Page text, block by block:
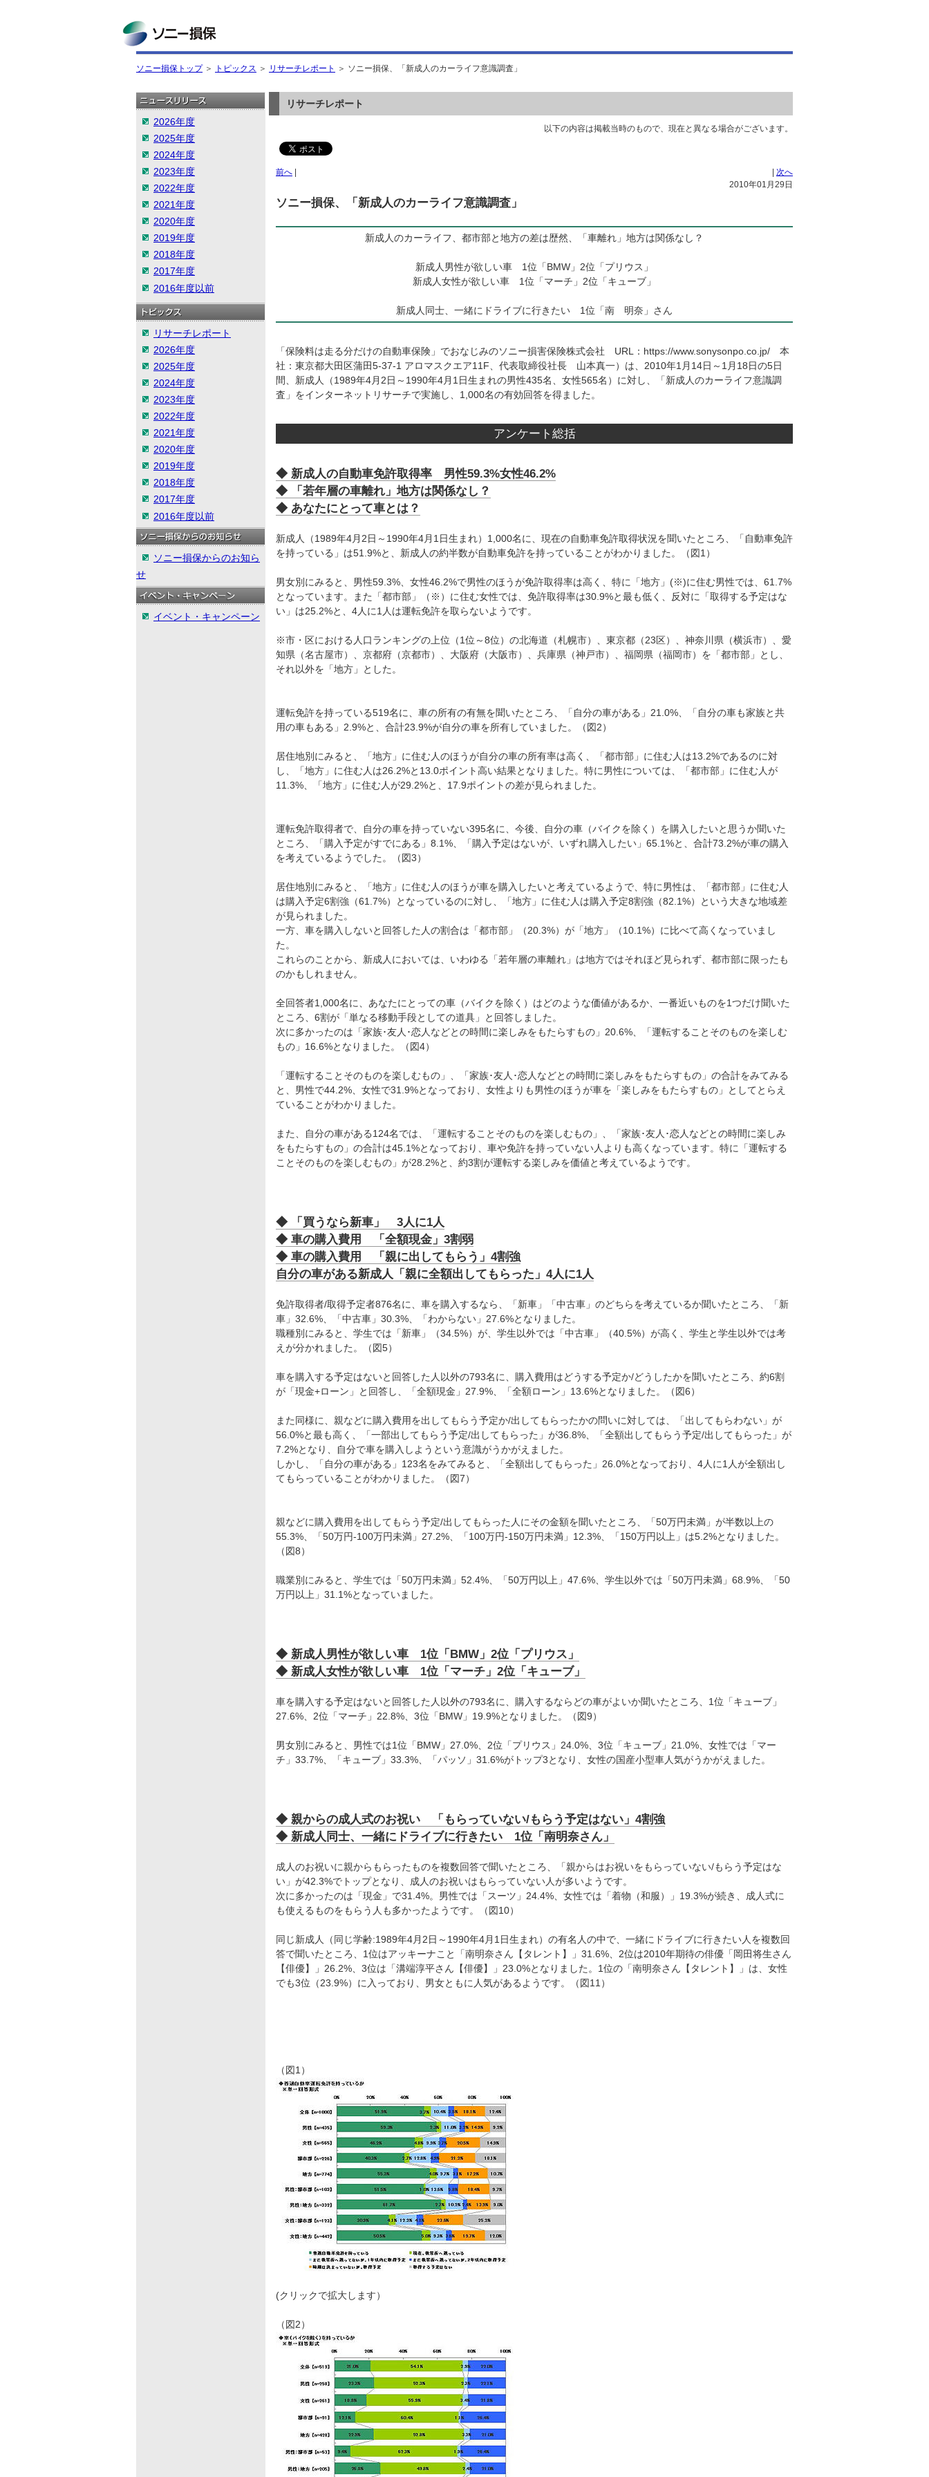
ソニー損保トップ＞ トピックス ＞ リサーチレポート ＞ ソニー損保、「新成人のカーライフ意識調査」
2026年度
2025年度
2024年度
2023年度
2022年度
2021年度
2020年度
2019年度
2018年度
2017年度
2016年度以前
リサーチレポート
2026年度
2025年度
2024年度
2023年度
2022年度
2021年度
2020年度
2019年度
2018年度
2017年度
2016年度以前
ソニー損保からのお知ら
せ
イベント・キャンペーン
リサーチレポート
以下の内容は掲載当時のもので、現在と異なる場合がございます。
前へ
次へ
2010年01月29日
ソニー損保、「新成人のカーライフ意識調査」
新成人のカーライフ、都市部と地方の差は歴然、「車離れ」地方は関係なし？
新成人男性が欲しい車 1位「BMW」2位「プリウス」
新成人女性が欲しい車 1位「マーチ」2位「キューブ」
新成人同士、一緒にドライブに行きたい 1位「南 明奈」さん
「保険料は走る分だけの自動車保険」でおなじみのソニー損害保険株式会社 URL：https://www.sonysonpo.co.jp/ 本
社：東京都大田区蒲田5-37-1 アロマスクエア11F、代表取締役社長 山本真一）は、2010年1月14日～1月18日の5日
間、新成人（1989年4月2日～1990年4月1日生まれの男性435名、女性565名）に対し、「新成人のカーライフ意識調
査」をインターネットリサーチで実施し、1,000名の有効回答を得ました。
アンケート総括
◆ 新成人の自動車免許取得率 男性59.3%女性46.2%
◆ 「若年層の車離れ」地方は関係なし？
◆ あなたにとって車とは？
新成人（1989年4月2日～1990年4月1日生まれ）1,000名に、現在の自動車免許取得状況を聞いたところ、「自動車免許
を持っている」は51.9%と、新成人の約半数が自動車免許を持っていることがわかりました。（図1）
男女別にみると、男性59.3%、女性46.2%で男性のほうが免許取得率は高く、特に「地方」(※)に住む男性では、61.7%
となっています。また「都市部」（※）に住む女性では、免許取得率は30.9%と最も低く、反対に「取得する予定はな
い」は25.2%と、4人に1人は運転免許を取らないようです。
※市・区における人口ランキングの上位（1位～8位）の北海道（札幌市）、東京都（23区）、神奈川県（横浜市）、愛
知県（名古屋市）、京都府（京都市）、大阪府（大阪市）、兵庫県（神戸市）、福岡県（福岡市）を「都市部」とし、
それ以外を「地方」とした。
運転免許を持っている519名に、車の所有の有無を聞いたところ、「自分の車がある」21.0%、「自分の車も家族と共
用の車もある」2.9%と、合計23.9%が自分の車を所有していました。（図2）
居住地別にみると、「地方」に住む人のほうが自分の車の所有率は高く、「都市部」に住む人は13.2%であるのに対
し、「地方」に住む人は26.2%と13.0ポイント高い結果となりました。特に男性については、「都市部」に住む人が
11.3%、「地方」に住む人が29.2%と、17.9ポイントの差が見られました。
運転免許取得者で、自分の車を持っていない395名に、今後、自分の車（バイクを除く）を購入したいと思うか聞いた
ところ、「購入予定がすでにある」8.1%、「購入予定はないが、いずれ購入したい」65.1%と、合計73.2%が車の購入
を考えているようでした。（図3）
居住地別にみると、「地方」に住む人のほうが車を購入したいと考えているようで、特に男性は、「都市部」に住む人
は購入予定6割強（61.7%）となっているのに対し、「地方」に住む人は購入予定8割強（82.1%）という大きな地域差
が見られました。
一方、車を購入しないと回答した人の割合は「都市部」（20.3%）が「地方」（10.1%）に比べて高くなっていまし
た。
これらのことから、新成人においては、いわゆる「若年層の車離れ」は地方ではそれほど見られず、都市部に限ったも
のかもしれません。
全回答者1,000名に、あなたにとっての車（バイクを除く）はどのような価値があるか、一番近いものを1つだけ聞いた
ところ、6割が「単なる移動手段としての道具」と回答しました。
次に多かったのは「家族･友人･恋人などとの時間に楽しみをもたらすもの」20.6%、「運転することそのものを楽しむ
もの」16.6%となりました。（図4）
「運転することそのものを楽しむもの」、「家族･友人･恋人などとの時間に楽しみをもたらすもの」の合計をみてみる
と、男性で44.2%、女性で31.9%となっており、女性よりも男性のほうが車を「楽しみをもたらすもの」としてとらえ
ていることがわかりました。
また、自分の車がある124名では、「運転することそのものを楽しむもの」、「家族･友人･恋人などとの時間に楽しみ
をもたらすもの」の合計は45.1%となっており、車や免許を持っていない人よりも高くなっています。特に「運転する
ことそのものを楽しむもの」が28.2%と、約3割が運転する楽しみを価値と考えているようです。
◆ 「買うなら新車」 3人に1人
◆ 車の購入費用 「全額現金」3割弱
◆ 車の購入費用 「親に出してもらう」4割強
自分の車がある新成人「親に全額出してもらった」4人に1人
免許取得者/取得予定者876名に、車を購入するなら、「新車」「中古車」のどちらを考えているか聞いたところ、「新
車」32.6%、「中古車」30.3%、「わからない」27.6%となりました。
職種別にみると、学生では「新車」（34.5%）が、学生以外では「中古車」（40.5%）が高く、学生と学生以外では考
えが分かれました。（図5）
車を購入する予定はないと回答した人以外の793名に、購入費用はどうする予定か/どうしたかを聞いたところ、約6割
が「現金+ローン」と回答し、「全額現金」27.9%、「全額ローン」13.6%となりました。（図6）
また同様に、親などに購入費用を出してもらう予定か/出してもらったかの問いに対しては、「出してもらわない」が
56.0%と最も高く、「一部出してもらう予定/出してもらった」が36.8%、「全額出してもらう予定/出してもらった」が
7.2%となり、自分で車を購入しようという意識がうかがえました。
しかし、「自分の車がある」123名をみてみると、「全額出してもらった」26.0%となっており、4人に1人が全額出し
てもらっていることがわかりました。（図7）
親などに購入費用を出してもらう予定/出してもらった人にその金額を聞いたところ、「50万円未満」が半数以上の
55.3%、「50万円-100万円未満」27.2%、「100万円-150万円未満」12.3%、「150万円以上」は5.2%となりました。
（図8）
職業別にみると、学生では「50万円未満」52.4%、「50万円以上」47.6%、学生以外では「50万円未満」68.9%、「50
万円以上」31.1%となっていました。
◆ 新成人男性が欲しい車 1位「BMW」2位「プリウス」
◆ 新成人女性が欲しい車 1位「マーチ」2位「キューブ」
車を購入する予定はないと回答した人以外の793名に、購入するならどの車がよいか聞いたところ、1位「キューブ」
27.6%、2位「マーチ」22.8%、3位「BMW」19.9%となりました。（図9）
男女別にみると、男性では1位「BMW」27.0%、2位「プリウス」24.0%、3位「キューブ」21.0%、女性では「マー
チ」33.7%、「キューブ」33.3%、「パッソ」31.6%がトップ3となり、女性の国産小型車人気がうかがえました。
◆ 親からの成人式のお祝い 「もらっていない/もらう予定はない」4割強
◆ 新成人同士、一緒にドライブに行きたい 1位「南明奈さん」
成人のお祝いに親からもらったものを複数回答で聞いたところ、「親からはお祝いをもらっていない/もらう予定はな
い」が42.3%でトップとなり、成人のお祝いはもらっていない人が多いようです。
次に多かったのは「現金」で31.4%。男性では「スーツ」24.4%、女性では「着物（和服）」19.3%が続き、成人式に
も使えるものをもらう人も多かったようです。（図10）
同じ新成人（同じ学齢:1989年4月2日～1990年4月1日生まれ）の有名人の中で、一緒にドライブに行きたい人を複数回
答で聞いたところ、1位はアッキーナこと「南明奈さん【タレント】」31.6%、2位は2010年期待の俳優「岡田将生さん
【俳優】」26.2%、3位は「溝端淳平さん【俳優】」23.0%となりました。1位の「南明奈さん【タレント】」は、女性
でも3位（23.9%）に入っており、男女ともに人気があるようです。（図11）
（図1）
(クリックで拡大します）
（図2）